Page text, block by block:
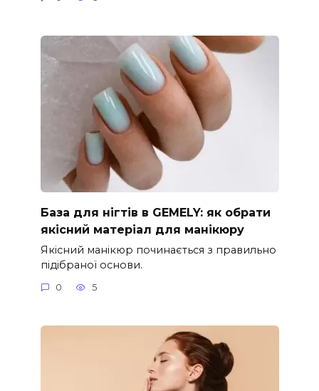
База для нігтів в GEMELY: як обрати
якісний матеріал для манікюру
Якісний манікюр починається з правильно
підібраної основи.
0 5